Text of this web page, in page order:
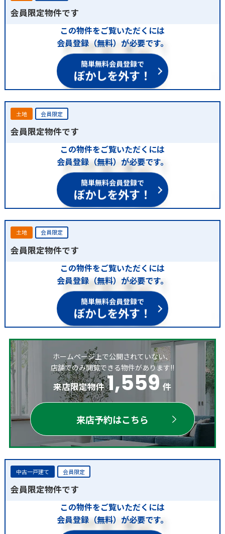
会員限定物件です
この物件をご覧いただくには
会員登録（無料）が必要です。
簡単無料会員登録で
ぼかしを外す！
土地 会員限定
会員限定物件です
この物件をご覧いただくには
会員登録（無料）が必要です。
簡単無料会員登録で
ぼかしを外す！
土地 会員限定
会員限定物件です
この物件をご覧いただくには
会員登録（無料）が必要です。
簡単無料会員登録で
ぼかしを外す！
ホームページ上で公開されていない、
店舗でのみ閲覧できる物件があります!!
来店限定物件 1,559 件
来店予約はこちら
中古一戸建て 会員限定
会員限定物件です
この物件をご覧いただくには
会員登録（無料）が必要です。